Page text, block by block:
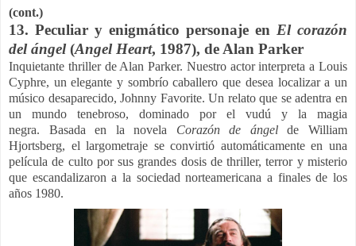
(cont.)
13. Peculiar y enigmático personaje en El corazón
del ángel(Angel Heart, 1987), de Alan Parker
Inquietante thriller de Alan Parker. Nuestro actor interpreta a Louis
Cyphre, un elegante y sombrío caballero que desea localizar a un
músico desaparecido, Johnny Favorite.Un relato que se adentra en
un mundo tenebroso, dominado por el vudú y la magia
negra. Basada en la novela Corazón de ángelde William
Hjortsberg, el largometraje se convirtió automáticamente en una
película de culto por sus grandes dosis de thriller, terror y misterio
que escandalizaron a la sociedad norteamericana a finales de los
años 1980.